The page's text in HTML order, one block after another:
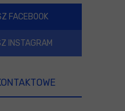
FACEBOOK
INSTAGRAM